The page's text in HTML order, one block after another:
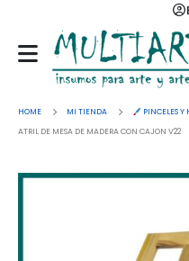
HOME MI TIENDA PINCELES Y
ATRIL DE MESA DE MADERA CON CAJON V22